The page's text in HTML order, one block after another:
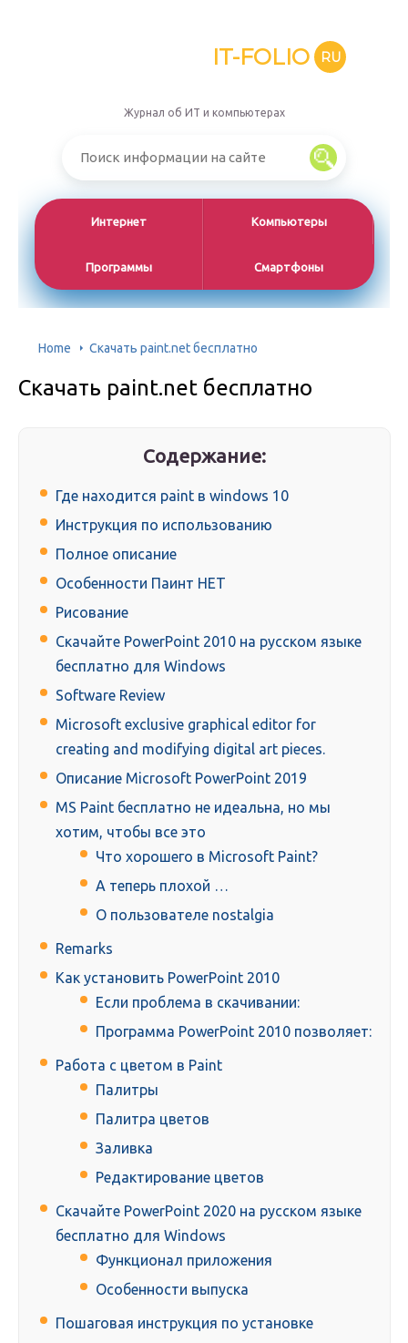
IT-FOLIO RU
Журнал об ИТ и компьютерах
Интернет Компьютеры
Программы Смартфоны
Home Скачать paint.net бесплатно
Скачать paint.net бесплатно
Содержание:
Где находится paint в windows 10
Инструкция по использованию
Полное описание
Особенности Паинт НЕТ
Рисование
Скачайте PowerPoint 2010 на русском языке
бесплатно для Windows
Software Review
Microsoft exclusive graphical editor for
creating and modifying digital art pieces.
Описание Microsoft PowerPoint 2019
MS Paint бесплатно не идеальна, но мы
хотим, чтобы все это
Что хорошего в Microsoft Paint?
А теперь плохой …
О пользователе nostalgia
Remarks
Как установить PowerPoint 2010
Если проблема в скачивании:
Программа PowerPoint 2010 позволяет:
Работа с цветом в Paint
Палитры
Палитра цветов
Заливка
Редактирование цветов
Скачайте PowerPoint 2020 на русском языке
бесплатно для Windows
Функционал приложения
Особенности выпуска
Пошаговая инструкция по установке